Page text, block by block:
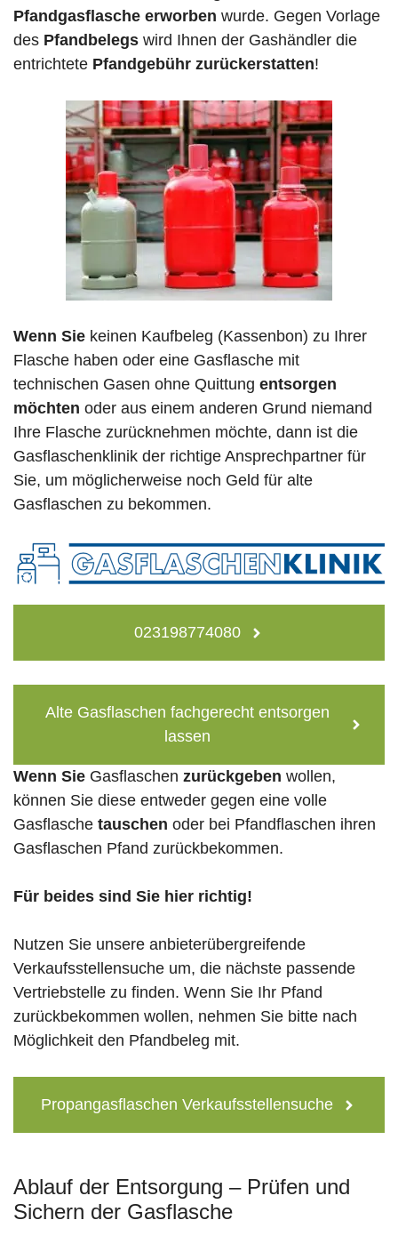
Pfandgasflasche erworben wurde. Gegen Vorlage
des Pfandbelegs wird Ihnen der Gashändler die
entrichtete Pfandgebühr zurückerstatten!
Wenn Sie keinen Kaufbeleg (Kassenbon) zu Ihrer
Flasche haben oder eine Gasflasche mit
technischen Gasen ohne Quittung entsorgen
möchten oder aus einem anderen Grund niemand
Ihre Flasche zurücknehmen möchte, dann ist die
Gasflaschenklinik der richtige Ansprechpartner für
Sie, um möglicherweise noch Geld für alte
Gasflaschen zu bekommen.
023198774080
Alte Gasflaschen fachgerecht entsorgen
lassen
Wenn Sie Gasflaschen zurückgeben wollen,
können Sie diese entweder gegen eine volle
Gasflasche tauschen oder bei Pfandflaschen ihren
Gasflaschen Pfand zurückbekommen.
Für beides sind Sie hier richtig!
Nutzen Sie unsere anbieterübergreifende
Verkaufsstellensuche um, die nächste passende
Vertriebstelle zu finden. Wenn Sie Ihr Pfand
zurückbekommen wollen, nehmen Sie bitte nach
Möglichkeit den Pfandbeleg mit.
Propangasflaschen Verkaufsstellensuche
Ablauf der Entsorgung – Prüfen und
Sichern der Gasflasche